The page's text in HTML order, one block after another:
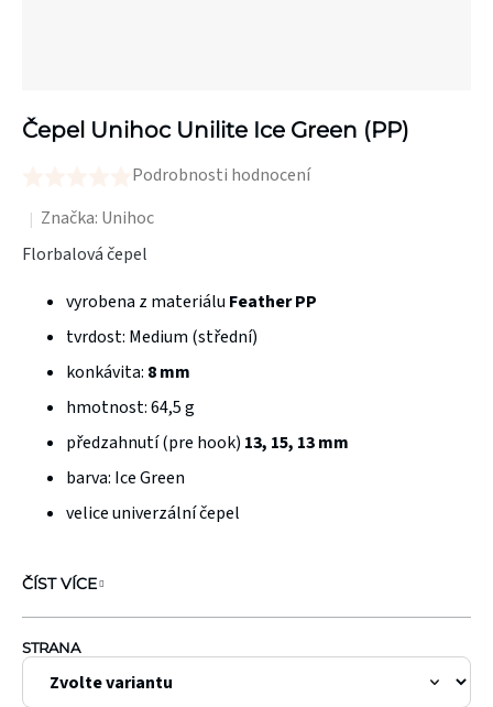
Čepel Unihoc Unilite Ice Green (PP)
hodnocení
produktu
hvězdiček.
Podrobnosti hodnocení
Značka: Unihoc
STRANA
Florbalová čepel
vyrobena z materiálu Feather PP
tvrdost: Medium (střední)
konkávita: 8 mm
hmotnost: 64,5 g
předzahnutí (pre hook) 13, 15, 13 mm
barva: Ice Green
velice univerzální čepel
ČÍST VÍCE